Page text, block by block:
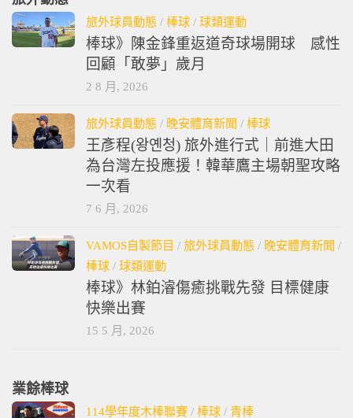
旅外球員動態 / 棒球 / 球類運動
棒球》陳金鋒重返道奇球場開球 感性
回顧「敢夢」歲月
2 8 月, 2026
旅外球員動態 / 晚安體育新聞 / 棒球
王彥程(왕옌청) 旅外進行式｜前進大田
為台灣左投應援！韓華鷹主場朝聖攻略
一次看
7 6 月, 2026
VAMOS自製節目 / 旅外球員動態 / 晚安體育新聞 /
棒球 / 球類運動
棒球》林鉑濬傷癒挑戰先發 目標健康
快樂出賽
15 5 月, 2026
業餘棒球
114學年度木棒聯賽 / 棒球 / 青棒